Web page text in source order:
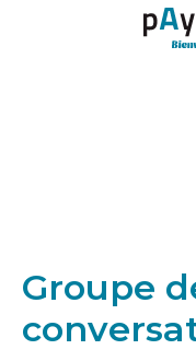
Panneau de gestion
Groupe